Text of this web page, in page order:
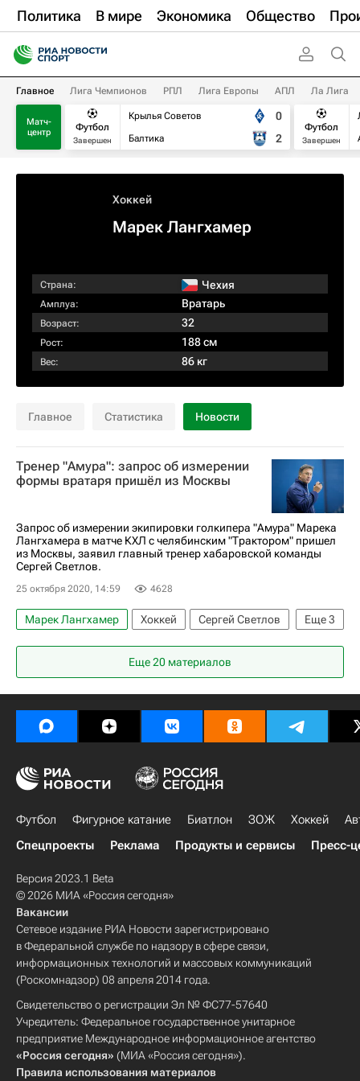
Политика В мире Экономика Общество
Главное Лига Чемпионов РПЛ Лига Европы АПЛ Ла Лига
Матч-
центр
Футбол
Завершен
Крылья Советов
Балтика
0
2
Футбол
Завершен
Хоккей
Марек Лангхамер
Страна: Чехия
Амплуа: Вратарь
Возраст: 32
Рост: 188 см
Вес: 86 кг
Главное Статистика Новости
Тренер "Амура": запрос об измерении
формы вратаря пришёл из Москвы
Запрос об измерении экипировки голкипера "Амура" Марека
Лангхамера в матче КХЛ с челябинским "Трактором" пришел
из Москвы, заявил главный тренер хабаровской команды
Сергей Светлов.
25 октября 2020, 14:59 4628
Еще3
Марек Лангхамер Хоккей
Сергей Светлов
КХЛ 2025-2026
Амур
Трактор
Еще 20 материалов
Футбол Фигурное катание Биатлон ЗОЖ Хоккей
Спецпроекты
Реклама Продукты и сервисы Пресс-
Версия 2023.1 Beta
© 2026 МИА «Россия сегодня»
Вакансии
Сетевое издание РИА Новости зарегистрировано
в Федеральной службе по надзору в сфере связи,
информационных технологий и массовых коммуникаций
(Роскомнадзор) 08 апреля 2014 года.
Свидетельство о регистрации Эл № ФС77-57640
Учредитель: Федеральное государственное унитарное
предприятие Международное информационное агентство
«Россия сегодня» (МИА «Россия сегодня»).
Правила использования материалов